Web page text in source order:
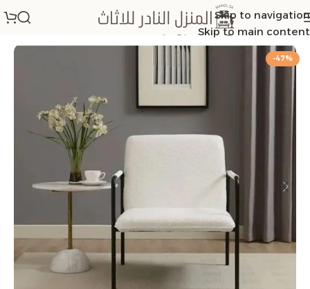
Skip to navigation
Skip to main content
الرئيسية/كراسي مفرده بوكليه
-47%